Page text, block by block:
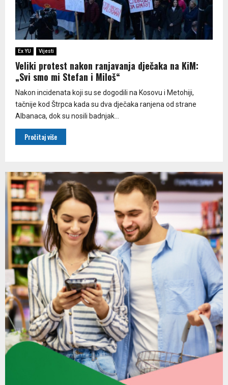
Ex YU Vijesti
Veliki protest nakon ranjavanja dječaka na KiM:
„Svi smo mi Stefan i Miloš“
Nakon incidenata koji su se dogodili na Kosovu i Metohiji,
tačnije kod Štrpca kada su dva dječaka ranjena od strane
Albanaca, dok su nosili badnjak...
Pročitaj više